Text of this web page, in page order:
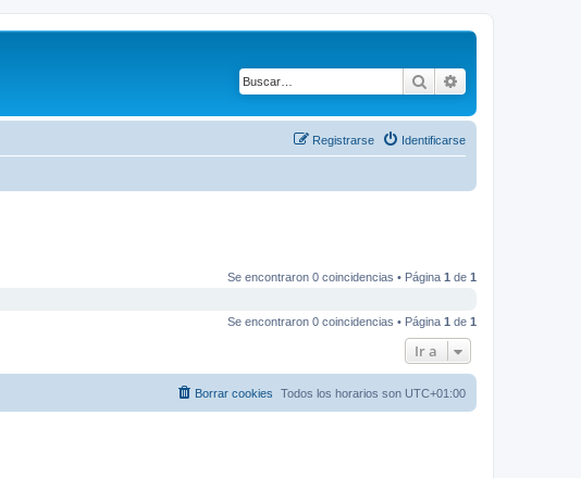
Buscar
Identificarse
Registrarse
Se encontraron 0 coincidencias • Página 1 de 1
Se encontraron 0 coincidencias • Página 1 de 1
Ir a
Todos los horarios son UTC+01:00
Borrar cookies